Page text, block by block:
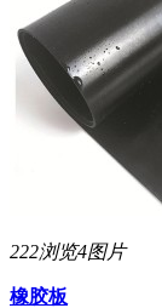
222浏览4图片
橡胶板